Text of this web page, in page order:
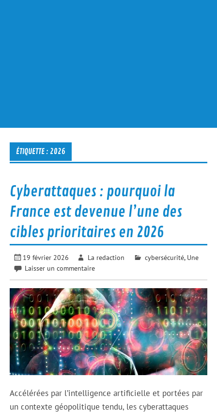
ÉTIQUETTE : 2026
Cyberattaques : pourquoi la
France est devenue l’une des
cibles prioritaires en 2026
19 février 2026 La redaction cybersécurité, Une
Laisser un commentaire
Accélérées par l’intelligence artificielle et portées par
un contexte géopolitique tendu, les cyberattaques